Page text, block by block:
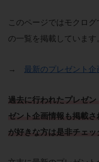
このページではモクロ
の一覧を掲載しています
→ 最新のプレゼント
過去に行われたプレゼ
ゼント企画情報も掲載
が好きな方は是非チェ